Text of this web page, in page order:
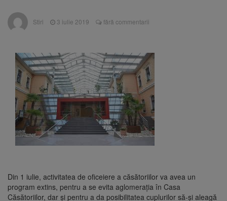
6 august 2026
Ucrainei încă 1,4 miliarde de euro din
în unele benzinării
6 august 2026
Fuego vine la Zărnești.
Recital special pe scena Festivalului „Ecoul
Pietrei Craiului”, pe 2 octombrie
Stiri 3 iulie 2019 fără commentarii
Din 1 iulie, activitatea de oficeiere a căsătoriilor va avea un
program extins, pentru a se evita aglomerația în Casa
Căsătoriilor, dar și pentru a da posibilitatea cuplurilor să-și aleagă